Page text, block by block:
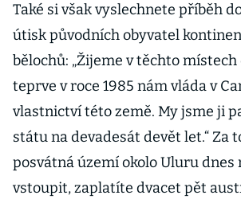
Také si však vyslechnete příběh
útisk původních obyvatel
bělochů: „Žijeme v těchto místech
teprve v roce 1985 nám vláda v
vlastnictví této země. My jsme ji
státu na devadesát devět let.“ Za
posvátná území okolo Uluru dnes
vstoupit, zaplatíte dvacet pět